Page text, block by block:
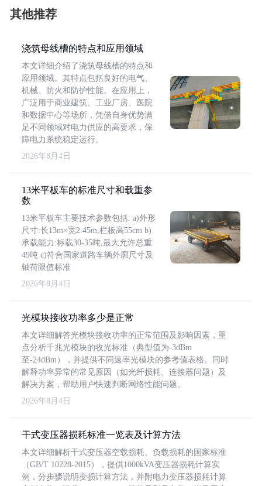
其他推荐
浇筑母线槽的特点和应用领域
本文详细介绍了浇筑母线槽的特点和
应用领域。其特点包括良好的电气、
机械、防火和防护性能。在应用上，
广泛用于商业建筑、工业厂房、医院
和数据中心等场所，凭借自身优势满
足不同领域对电力供应的高要求，保
障电力系统稳定运行。
2026年8月4日
13米平板车的标准尺寸和载重参
数
13米平板车主要技术参数包括: a)外形
尺寸:长13m×宽2.45m,栏板高55cm b)
承载能力:标载30-35吨,最大允许总重
49吨 c)符合国家道路车辆外廓尺寸及
轴荷限值标准
2026年8月4日
光模块接收功率多少是正常
本文详细解答光模块接收功率的正常范围及影响因素，重
点分析千兆光模块的收光标准（典型值为-3dBm
至-24dBm），并提供不同速率光模块的参考值表格。同时
解释功率异常的常见原因（如光纤损耗、连接器问题）及
解决方案，帮助用户快速判断网络性能问题。
2026年8月4日
干式变压器损耗标准一览表及计算方法
本文详细解析干式变压器空载损耗、负载损耗的国家标准
（GB/T 10228-2015），提供1000kVA变压器损耗计算实
例，分步骤说明变损计算方法，并附电力变压器损耗计算